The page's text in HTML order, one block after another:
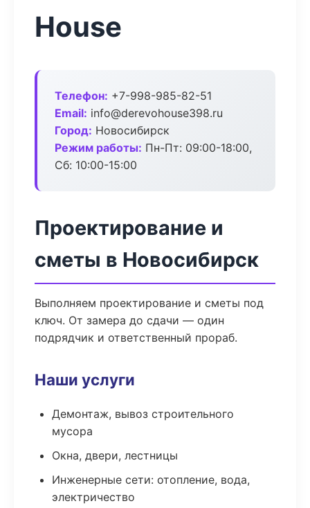
House
Телефон: +7-998-985-82-51
Email: info@derevohouse398.ru
Город: Новосибирск
Режим работы: Пн-Пт: 09:00-18:00,
Сб: 10:00-15:00
Проектирование и
сметы в Новосибирск
Выполняем проектирование и сметы под
ключ. От замера до сдачи — один
подрядчик и ответственный прораб.
Наши услуги
Демонтаж, вывоз строительного
мусора
Окна, двери, лестницы
Инженерные сети: отопление, вода,
электричество